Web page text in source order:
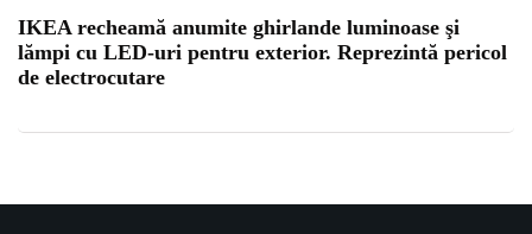
IKEA recheamă anumite ghirlande luminoase şi
lămpi cu LED-uri pentru exterior. Reprezintă pericol
de electrocutare